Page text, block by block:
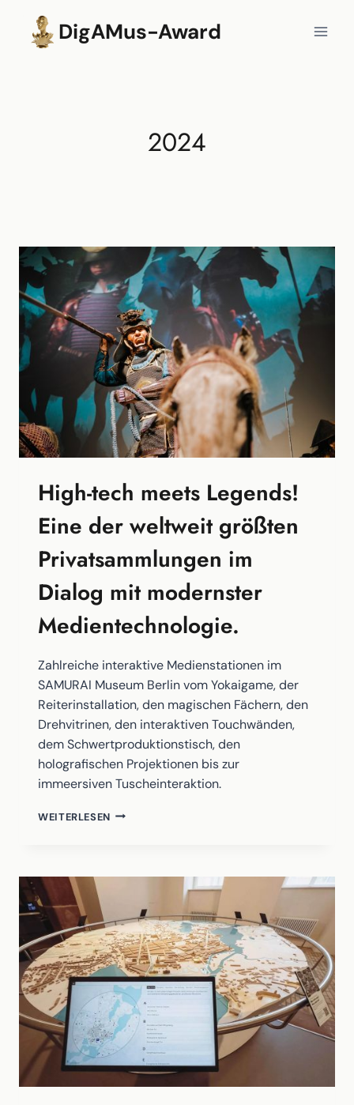
springen
DigAMus-Award
2024
High-tech meets Legends!
Eine der weltweit größten
Privatsammlungen im
Dialog mit modernster
Medientechnologie.
Zahlreiche interaktive Medienstationen im
SAMURAI Museum Berlin vom Yokaigame, der
Reiterinstallation, den magischen Fächern, den
Drehvitrinen, den interaktiven Touchwänden,
dem Schwertproduktionstisch, den
holografischen Projektionen bis zur
immeersiven Tuscheinteraktion.
WEITERLESEN HIGH-
EINE
WELTWEIT
GRÖSSTEN P
RIVATSAMMLUNGEN I
M D
IALOG M
IT M
ODERNSTER M
EDIENTECHNOLOGIE.